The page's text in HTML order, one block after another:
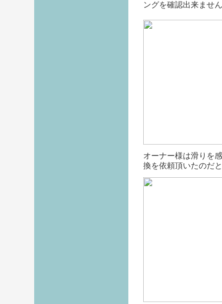
ングを確認出来ませ
オーナー様は滑りを
換を依頼頂いたのだ